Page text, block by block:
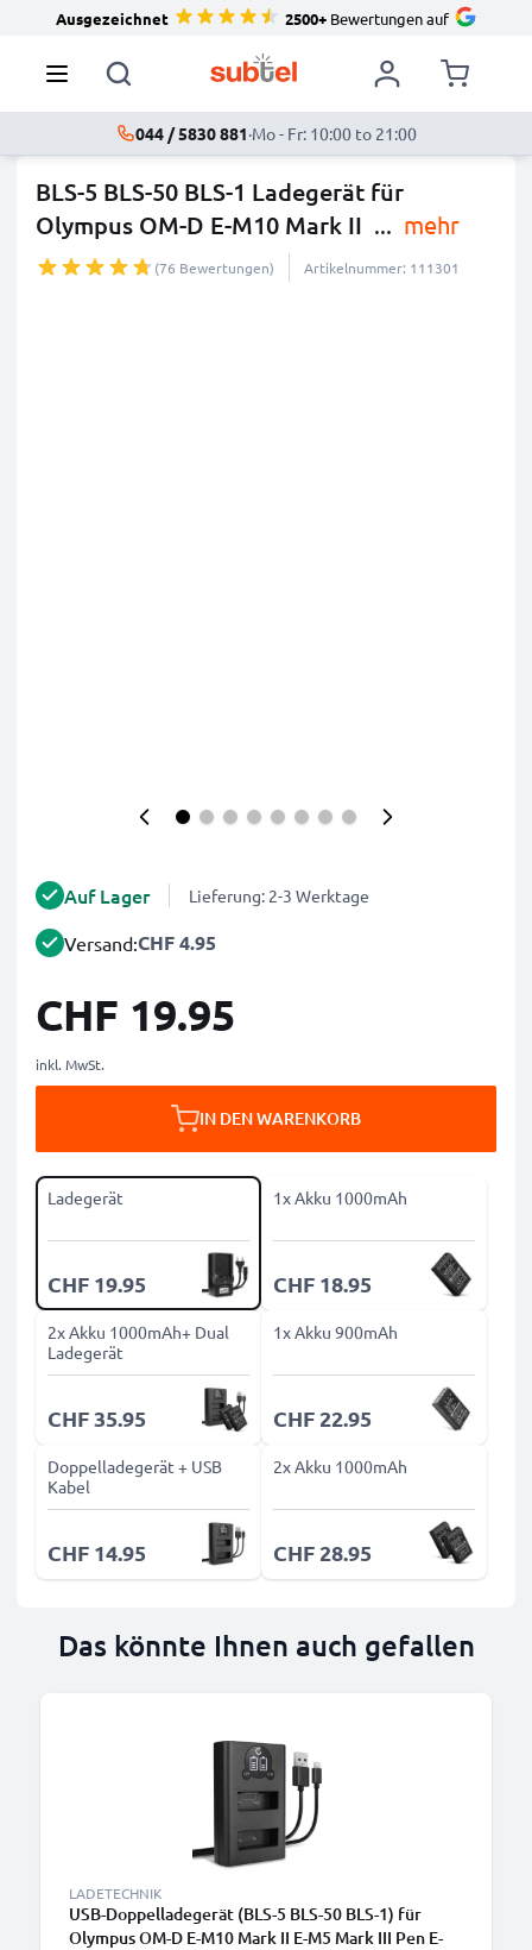
Ausgezeichnet 2500+Bewertungen auf
044 / 5830 881·Mo - Fr: 10:00 to 21:00
BLS-5 BLS-50 BLS-1 Ladegerät für
Olympus OM-D E-M10 Mark II ... mehr
(76 Bewertungen) Artikelnummer: 111301
Auf Lager Lieferung: 2-3 Werktage
Versand:CHF 4.95
CHF 19.95
inkl. MwSt.
IN DEN WARENKORB
Ladegerät
CHF 19.95
1x Akku 1000mAh
CHF 18.95
2x Akku 1000mAh+ Dual
Ladegerät
CHF 35.95
1x Akku 900mAh
CHF 22.95
Doppelladegerät + USB
Kabel
CHF 14.95
2x Akku 1000mAh
CHF 28.95
Das könnte Ihnen auch gefallen
LADETECHNIK
USB-Doppelladegerät (BLS-5 BLS-50 BLS-1) für
Olympus OM-D E-M10 Mark II E-M5 Mark III Pen E-